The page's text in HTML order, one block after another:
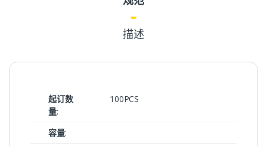
描述
起订数
量:
100PCS
容量: